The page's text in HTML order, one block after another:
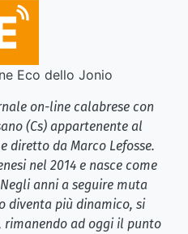
Eco dello Jonio
on-line calabrese con
(Cs) appartenente al
diretto da Marco Lefosse.
nel 2014 e nasce come
anni a seguire muta
diventa più dinamico, si
ad oggi il punto